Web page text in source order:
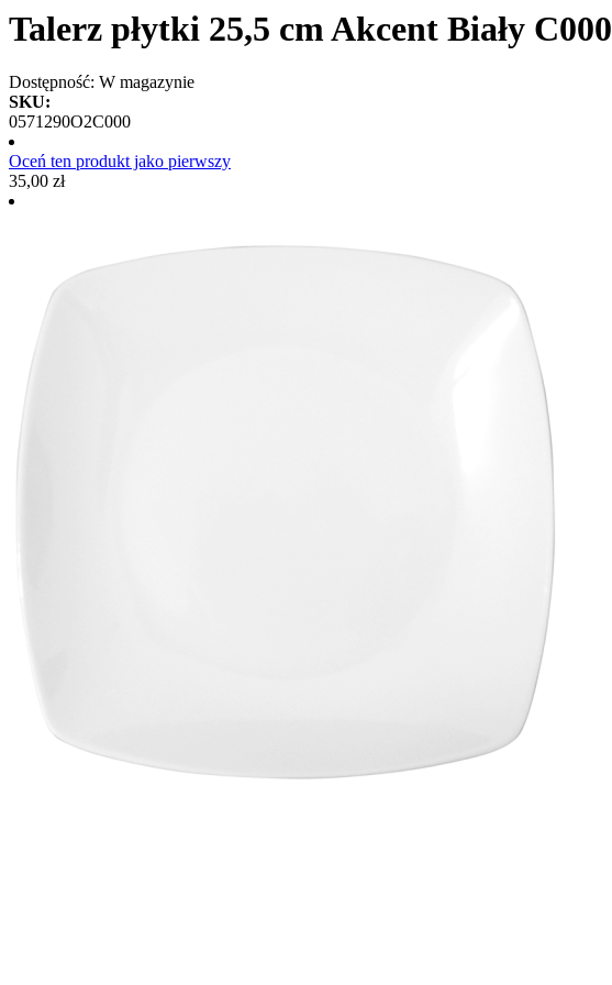
Talerz płytki 25,5 cm Akcent Biały C000
Dostępność: W magazynie
SKU:
0571290O2C000
Oceń ten produkt jako pierwszy
35,00 zł